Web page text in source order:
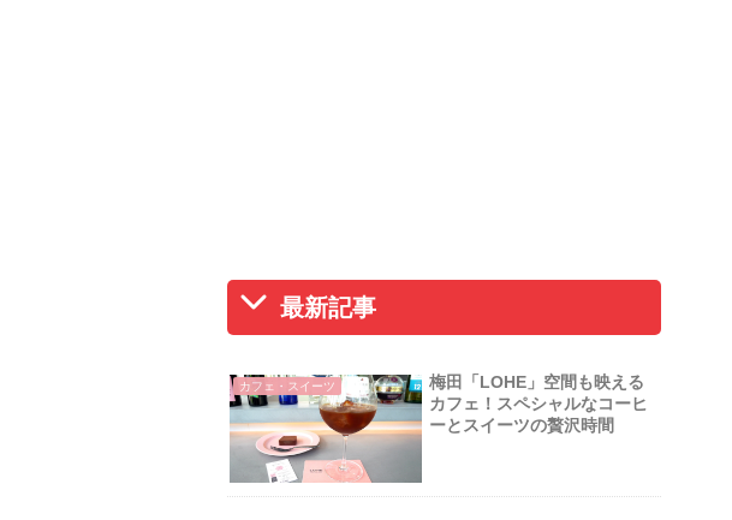
最新記事
カフェ・スイーツ
梅田「LOHE」空間も映える
カフェ！スペシャルなコーヒ
ーとスイーツの贅沢時間